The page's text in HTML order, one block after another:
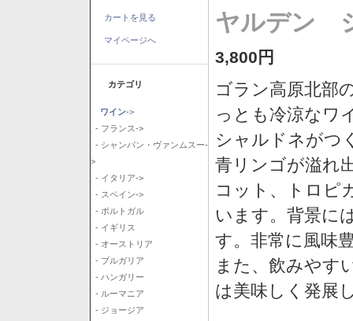
カートを見る
マイページへ
カテゴリ
ワイン->
- フランス->
- シャンパン・ヴァンムスー-
>
- イタリア->
- スペイン->
- ポルトガル
- イギリス
- オーストリア
- ブルガリア
- ハンガリー
- ルーマニア
- ジョージア
ヤルデン
3,800円
ゴラン高原北部
っとも冷涼なワ
シャルドネがつ
青リンゴが溢れ
コット、トロピ
います。背景に
す。非常に風味
また、飲みやす
は美味しく発展